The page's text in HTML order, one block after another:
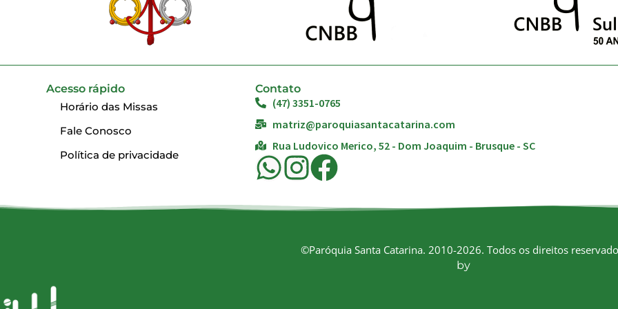
Acesso rápido
Horário das Missas
Fale Conosco
Política de privacidade
Contato
(47) 3351-0765
matriz@paroquiasantacatarina.com
Rua Ludovico Merico, 52 - Dom Joaquim - Brusque - SC
©Paróquia Santa Catarina. 2010-2026. Todos os direitos
by